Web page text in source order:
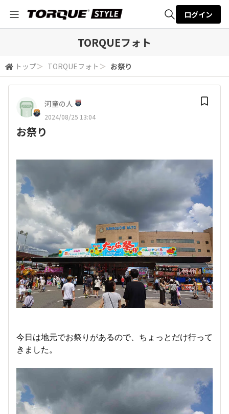
検索
ログイン
TORQUEフォト
トップ＞ TORQUEフォト ＞ お祭り
河童の人
2024/08/25 13:04
お祭り
今日は地元でお祭りがあるので、ちょっとだけ行って
きました。